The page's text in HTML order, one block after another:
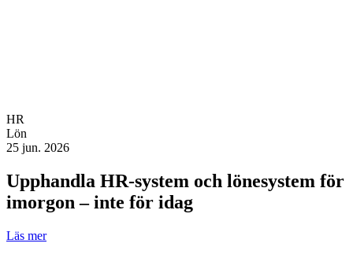
HR
Lön
25 jun. 2026
Upphandla HR-system och lönesystem för
imorgon – inte för idag
Läs mer